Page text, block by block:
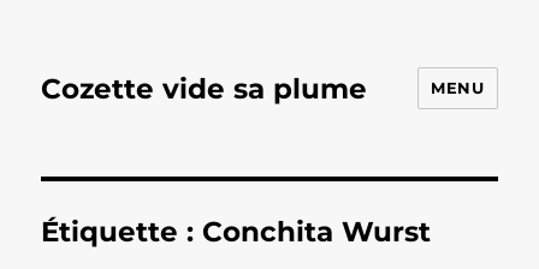
Cozette vide sa plume MENU
Étiquette : Conchita Wurst